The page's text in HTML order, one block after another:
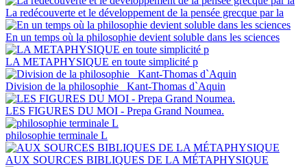
La redécouverte et le développement de la pensée grecque par la
En un temps où la philosophie devient soluble dans les sciences
LA METAPHYSIQUE en toute simplicité p
Division de la philosophie _Kant-Thomas d`Aquin
LES FIGURES DU MOI - Prepa Grand Noumea.
philosophie terminale L
AUX SOURCES BIBLIQUES DE LA MÉTAPHYSIQUE